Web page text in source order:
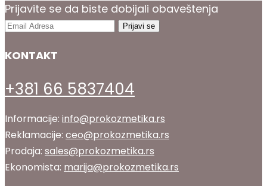
Prijavite se da biste dobijali obaveštenja
KONTAKT
+381 66 5837404
Informacije: info@prokozmetika.rs
Reklamacije: ceo@prokozmetika.rs
Prodaja: sales@prokozmetika.rs
Ekonomista: marija@prokozmetika.rs